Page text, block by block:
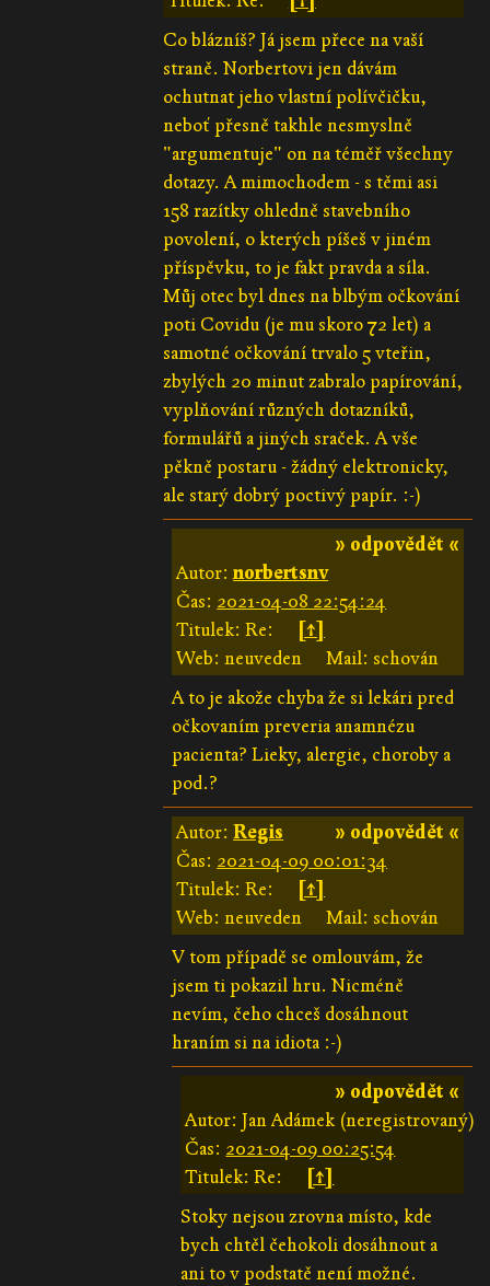
Co blázníš? Já jsem přece na vaší
straně. Norbertovi jen dávám
ochutnat jeho vlastní polívčičku,
neboť přesně takhle nesmyslně
"argumentuje" on na téměř všechny
dotazy. A mimochodem - s těmi asi
158 razítky ohledně stavebního
povolení, o kterých píšeš v jiném
příspěvku, to je fakt pravda a síla.
Můj otec byl dnes na blbým očkování
poti Covidu (je mu skoro 72 let) a
samotné očkování trvalo 5 vteřin,
zbylých 20 minut zabralo papírování,
vyplňování různých dotazníků,
formulářů a jiných sraček. A vše
pěkně postaru - žádný elektronicky,
ale starý dobrý poctivý papír. :-)
» odpovědět «
Autor:norbertsnv
Čas: 2021-04-08 22:54:24
Titulek: Re:
[↑]
Web: neuveden
Mail: schován
A to je akože chyba že si lekári pred
očkovaním preveria anamnézu
pacienta? Lieky, alergie, choroby a
pod.?
» odpovědět «
Autor:Regis
Čas: 2021-04-09 00:01:34
Titulek: Re:
[↑]
Web: neuveden
Mail: schován
V tom případě se omlouvám, že
jsem ti pokazil hru. Nicméně
nevím, čeho chceš dosáhnout
hraním si na idiota :-)
» odpovědět «
Autor: Jan Adámek (neregistrovaný)
Čas: 2021-04-09 00:25:54
Titulek: Re:
[↑]
Stoky nejsou zrovna místo, kde
bych chtěl čehokoli dosáhnout a
ani to v podstatě není možné.